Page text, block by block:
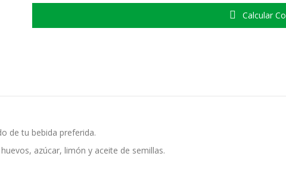
Calcular
de tu bebida preferida.
azúcar, limón y aceite de semillas.